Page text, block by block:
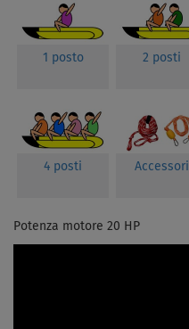
1 posto 2 posti
4 posti Accessori
Potenza motore 20 HP